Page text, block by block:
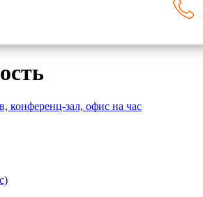
конференц-зал, офис на час